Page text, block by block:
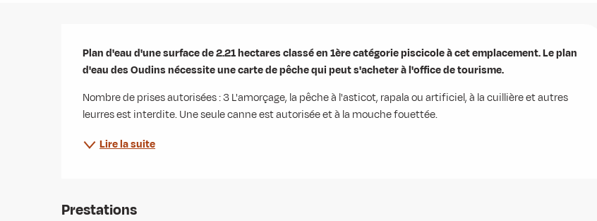
Description
Plan d'eau d'une surface de 2.21 hectares classé en 1ère catégorie piscicole à cet emplacement. Le plan
d'eau des Oudins nécessite une carte de pêche qui peut s'acheter à l'office de tourisme.
Nombre de prises autorisées : 3 L'amorçage, la pêche à l'asticot, rapala ou artificiel, à la cuillière et autres
leurres est interdite. Une seule canne est autorisée et à la mouche fouettée.
Lire la suite
Prestations